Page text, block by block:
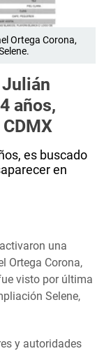
Ortega Corona,
años,
es buscado
en
una
Ortega Corona,
visto por última
Selene,
y autoridades